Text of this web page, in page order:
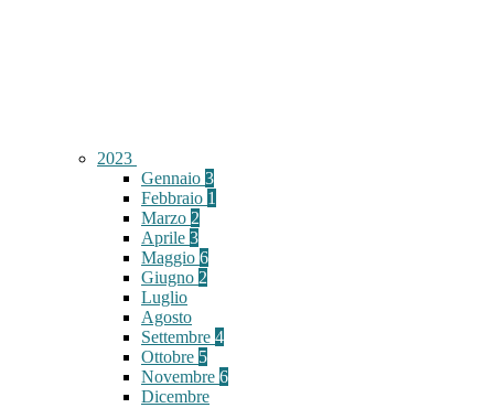
2023
Gennaio 3
Febbraio 1
Marzo 2
Aprile 3
Maggio 6
Giugno 2
Luglio
Agosto
Settembre 4
Ottobre 5
Novembre 6
Dicembre